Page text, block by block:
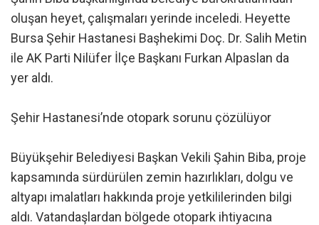
oluşan heyet, çalışmaları yerinde inceledi. Heyette
Bursa Şehir Hastanesi Başhekimi Doç. Dr. Salih Metin
ile AK Parti Nilüfer İlçe Başkanı Furkan Alpaslan da
yer aldı.
Şehir Hastanesi’nde otopark sorunu çözülüyor
Büyükşehir Belediyesi Başkan Vekili Şahin Biba, proje
kapsamında sürdürülen zemin hazırlıkları, dolgu ve
altyapı imalatları hakkında proje yetkililerinden bilgi
aldı. Vatandaşlardan bölgede otopark ihtiyacına